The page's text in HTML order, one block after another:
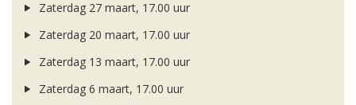
Zaterdag 27 maart, 17.00 uur
Zaterdag 20 maart, 17.00 uur
Zaterdag 13 maart, 17.00 uur
Zaterdag 6 maart, 17.00 uur